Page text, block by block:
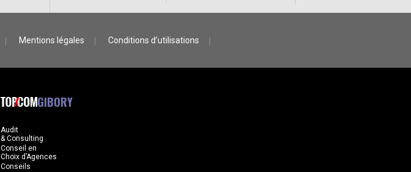
Mentions légales Conditions d’utilisations
GIBORY
Audit
& Consulting
Conseil en
Choix d’Agences
Conseils